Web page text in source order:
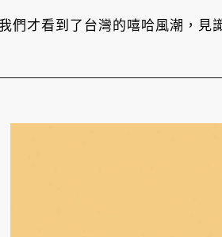
們才看到了台灣的嘻哈風潮，見